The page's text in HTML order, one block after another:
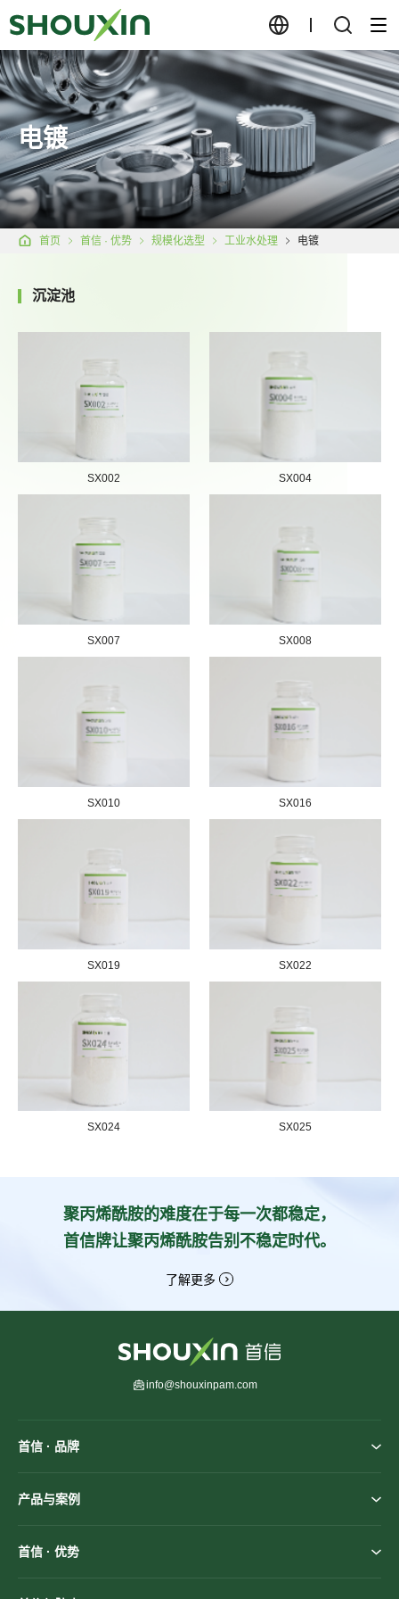
电镀
首页 首信 · 优势 规模化选型 工业水处理 电镀
沉淀池
SX002 SX004
SX007 SX008
SX010 SX016
SX019 SX022
SX024 SX025
聚丙烯酰胺的难度在于每一次都稳定，
首信牌让聚丙烯酰胺告别不稳定时代。
了解更多
info@shouxinpam.com
首信 · 品牌
产品与案例
首信 · 优势